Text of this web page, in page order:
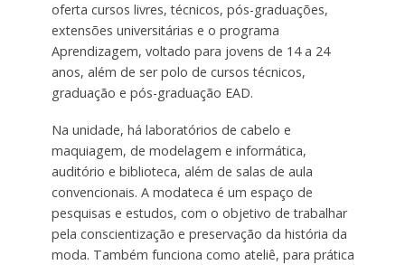
oferta cursos livres, técnicos, pós-graduações,
extensões universitárias e o programa
Aprendizagem, voltado para jovens de 14 a 24
anos, além de ser polo de cursos técnicos,
graduação e pós-graduação EAD.
Na unidade, há laboratórios de cabelo e
maquiagem, de modelagem e informática,
auditório e biblioteca, além de salas de aula
convencionais. A modateca é um espaço de
pesquisas e estudos, com o objetivo de trabalhar
pela conscientização e preservação da história da
moda. Também funciona como ateliê, para prática